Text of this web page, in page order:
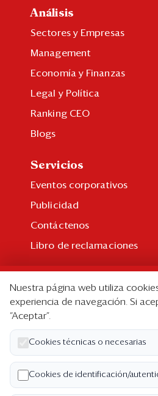
Análisis
Sectores y Empresas
Management
Economía y Finanzas
Legal y Política
Ranking CEO
Blogs
Servicios
Eventos corporativos
Publicidad
Contáctenos
Libro de reclamaciones
Suscripción individual
Paquetes corporativos
Edición Impresa
Nosotros
Quiénes somos
Nuestra página web utiliza
experiencia de navegación. Si
“Aceptar”.
Cookies técnicas o necesarias
Cookies de identificación/